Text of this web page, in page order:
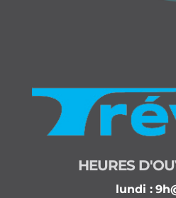
HEURES
lundi :